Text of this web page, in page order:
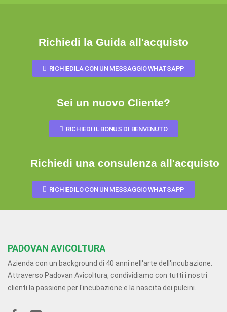
Richiedi la Guida all'acquisto
RICHIEDILA CON UN MESSAGGIO WHATSAPP
Sei un nuovo Cliente?
RICHIEDI IL BONUS DI BENVENUTO
Richiedi una consulenza all'acquisto
RICHIEDILO CON UN MESSAGGIO WHATSAPP
PADOVAN AVICOLTURA
Azienda con un background di 40 anni nell'arte dell'incubazione.
Attraverso Padovan Avicoltura, condividiamo con tutti i nostri
clienti la passione per l'incubazione e la nascita dei pulcini.